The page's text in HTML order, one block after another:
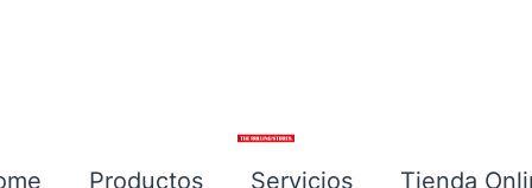
Productos Servicios
Tienda